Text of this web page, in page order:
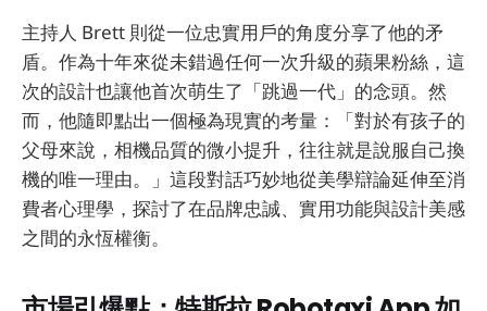
主持人 Brett 則從一位忠實用戶的角度分享了他的矛
盾。作為十年來從未錯過任何一次升級的蘋果粉絲，這
次的設計也讓他首次萌生了「跳過一代」的念頭。然
而，他隨即點出一個極為現實的考量：「對於有孩子的
父母來說，相機品質的微小提升，往往就是說服自己換
機的唯一理由。」這段對話巧妙地從美學辯論延伸至消
費者心理學，探討了在品牌忠誠、實用功能與設計美感
之間的永恆權衡。